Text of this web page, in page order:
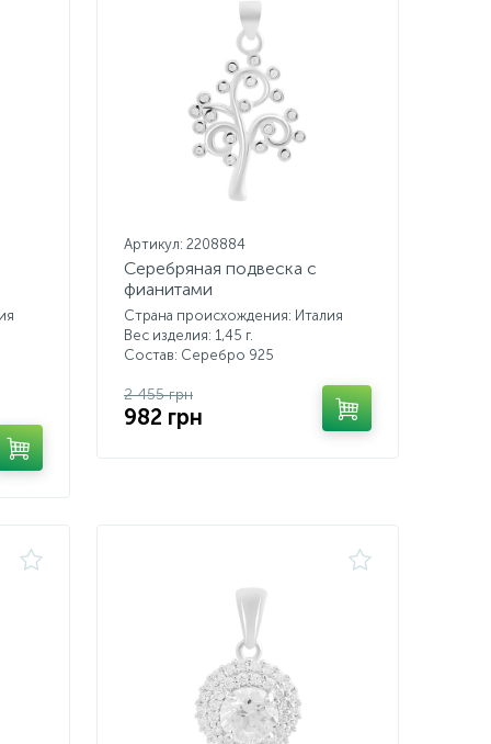
Артикул: 2208884
Серебряная подвеска с
фианитами
Страна происхождения: Италия
Вес изделия: 1,45 г.
Состав: Серебро 925
2 455 грн
982 грн